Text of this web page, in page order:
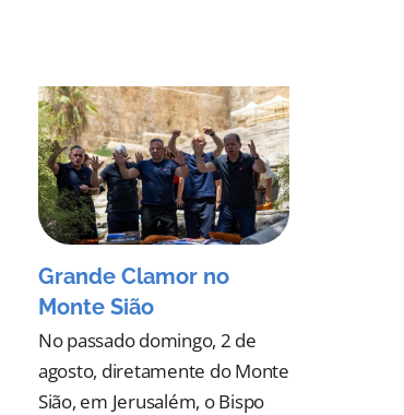
Grande Clamor no
Monte Sião
No passado domingo, 2 de
agosto, diretamente do Monte
Sião, em Jerusalém, o Bispo